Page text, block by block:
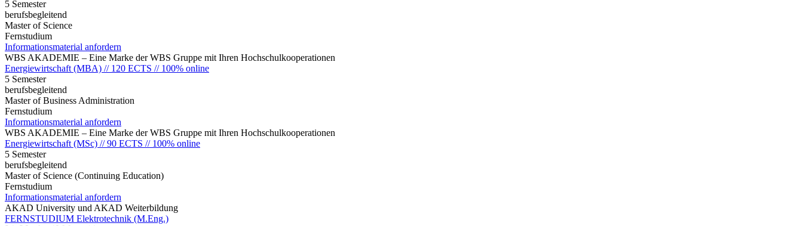
5 Semester
berufsbegleitend
Master of Science
Fernstudium
Informationsmaterial anfordern
WBS AKADEMIE – Eine Marke der WBS Gruppe mit Ihren Hochschulkooperationen
Energiewirtschaft (MBA) // 120 ECTS // 100% online
5 Semester
berufsbegleitend
Master of Business Administration
Fernstudium
Informationsmaterial anfordern
WBS AKADEMIE – Eine Marke der WBS Gruppe mit Ihren Hochschulkooperationen
Energiewirtschaft (MSc) // 90 ECTS // 100% online
5 Semester
berufsbegleitend
Master of Science (Continuing Education)
Fernstudium
Informationsmaterial anfordern
AKAD University und AKAD Weiterbildung
FERNSTUDIUM Elektrotechnik (M.Eng.)